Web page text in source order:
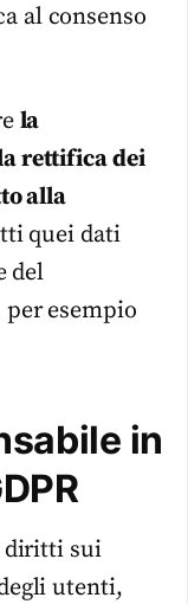
al consenso
la
rettifica dei
alla
quei dati
del
esempio
in
diritti sui
utenti,